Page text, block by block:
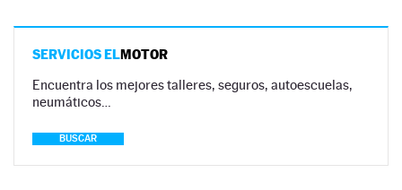
SERVICIOS ELMOTOR
Encuentra los mejores talleres, seguros, autoescuelas,
neumáticos…
BUSCAR